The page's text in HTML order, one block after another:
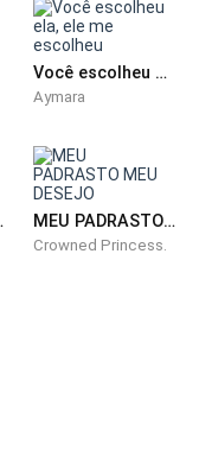
A
homem
quem exibia
Ele beijou a mão
Você escolheu ela, ele me escolheu
Aymara
MEU PADRASTO MEU DESEJO
Crowned Princess.